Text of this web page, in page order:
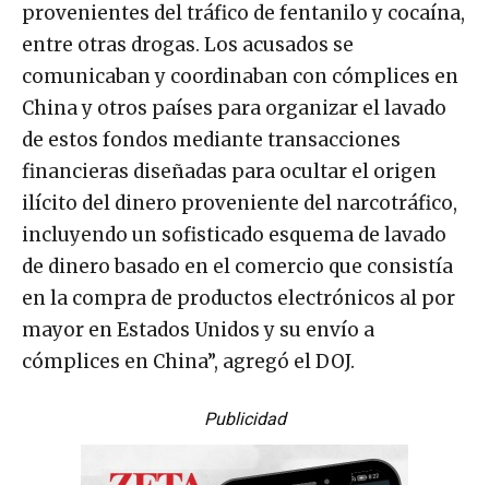
provenientes del tráfico de fentanilo y cocaína,
entre otras drogas. Los acusados ​​se
comunicaban y coordinaban con cómplices en
China y otros países para organizar el lavado
de estos fondos mediante transacciones
financieras diseñadas para ocultar el origen
ilícito del dinero proveniente del narcotráfico,
incluyendo un sofisticado esquema de lavado
de dinero basado en el comercio que consistía
en la compra de productos electrónicos al por
mayor en Estados Unidos y su envío a
cómplices en China”, agregó el DOJ.
Publicidad